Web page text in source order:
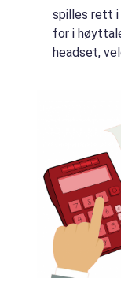
spilles rett
for i
headset,